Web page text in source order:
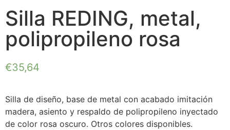
Silla REDING, metal,
polipropileno rosa
€35,64
Silla de diseño, base de metal con acabado imitación
madera, asiento y respaldo de polipropileno inyectado
de color rosa oscuro. Otros colores disponibles.